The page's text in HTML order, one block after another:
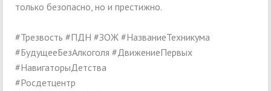
только безопасно, но и престижно.
#Трезвость #ПДН #ЗОЖ #НазваниеТехникума
#БудущееБезАлкоголя #ДвижениеПервых
#НавигаторыДетства
#Росдетцентр